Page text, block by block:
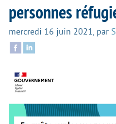
personnes
mercredi 16 juin 2021, par